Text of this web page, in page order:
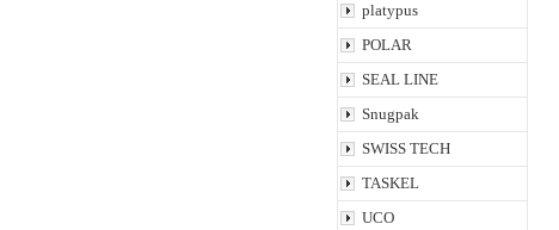
platypus
POLAR
SEAL LINE
Snugpak
SWISS TECH
TASKEL
UCO